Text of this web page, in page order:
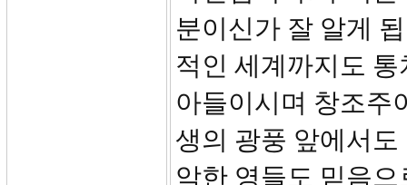
분이신가 잘 알게
적인 세계까지도
아들이시며 창조주
생의 광풍 앞에서
악한 영들도 믿음